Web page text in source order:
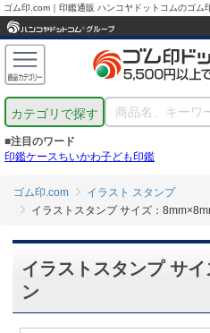
ゴム印.com｜印鑑通販 ハンコヤドットコムのゴム
カテゴリで探す
■注目のワード
印鑑ケースちいかわ子ども印鑑
ゴム印.com
イラスト スタンプ
イラストスタンプ サイズ：
イラストスタンプ サ
ン